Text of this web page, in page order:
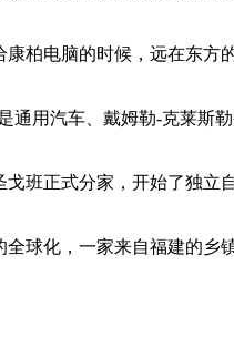
柏电脑的时候，远在东
通用汽车、戴姆勒-克莱
戈班正式分家，开始了独
球化，一家来自福建的